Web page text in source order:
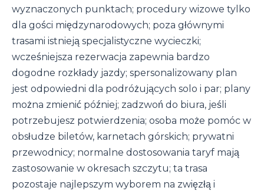
wyznaczonych punktach; procedury wizowe tylko
dla gości międzynarodowych; poza głównymi
trasami istnieją specjalistyczne wycieczki;
wcześniejsza rezerwacja zapewnia bardzo
dogodne rozkłady jazdy; spersonalizowany plan
jest odpowiedni dla podróżujących solo i par; plany
można zmienić później; zadzwoń do biura, jeśli
potrzebujesz potwierdzenia; osoba może pomóc w
obsłudze biletów, karnetach górskich; prywatni
przewodnicy; normalne dostosowania taryf mają
zastosowanie w okresach szczytu; ta trasa
pozostaje najlepszym wyborem na zwięzłą i